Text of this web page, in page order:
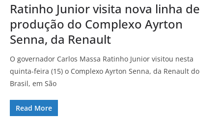
Ratinho Junior visita nova linha de
produção do Complexo Ayrton
Senna, da Renault
O governador Carlos Massa Ratinho Junior visitou nesta
quinta-feira (15) o Complexo Ayrton Senna, da Renault do
Brasil, em São
Read More